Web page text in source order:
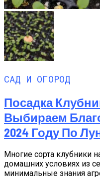
САД И ОГОРОД
Посадка
Выбираем
2024 Году По
Многие сорта клубники
домашних условиях из
минимальные знания